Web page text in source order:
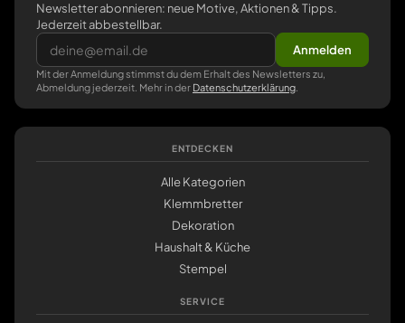
Newsletter abonnieren: neue Motive, Aktionen & Tipps.
Jederzeit abbestellbar.
Anmelden
Mit der Anmeldung stimmst du dem Erhalt des Newsletters zu,
Abmeldung jederzeit. Mehr in der Datenschutzerklärung
ENTDECKEN
Alle Kategorien
Klemmbretter
Dekoration
Haushalt & Küche
Stempel
SERVICE